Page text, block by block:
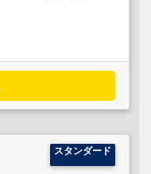
スタンダード